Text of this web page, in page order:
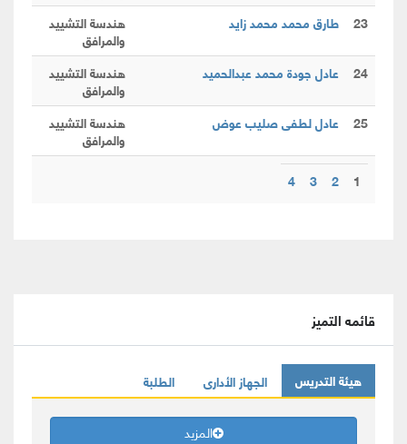
23
طارق محمد محمد زايد هندسة التشييد
والمرافق
24
عادل جودة محمد عبدالحميد هندسة التشييد
والمرافق
25
عادل لطفى صليب عوض هندسة التشييد
والمرافق
1
2
3
4
قائمه التميز
هيئة التدريس الجهاز الأدارى الطلبة
المزيد